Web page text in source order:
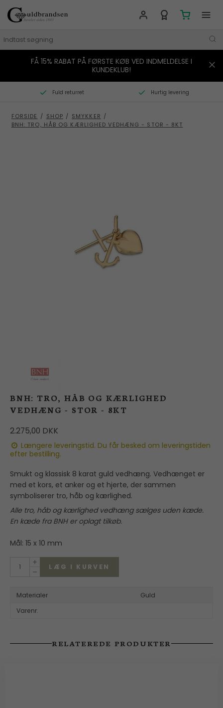
MÆRKER
SMYKKER
FÅ 15% RABAT PÅ FØRSTE KØB VED INDMELDELSE I
KUNDEKLUB!
Fuld returret Hurtig levering
FORSIDE / SHOP / SMYKKER /
BNH: TRO, HÅB OG KÆRLIGHED VEDHÆNG - STOR - 8KT
BNH: TRO, HÅB OG KÆRLIGHED
VEDHÆNG - STOR - 8KT
2.275,00 DKK
Længere leveringstid. Du får besked om leveringstiden
efter bestilling.
Smukt og klassisk 8 karat guld vedhæng. Vedhænget er
med et kors, et anker og et hjerte, der sammen
symboliserer tro, håb og kærlighed.
Alle tro, håb og kærlighed vedhæng sælges uden kæde.
En kæde fra BNH er oplagt tilkøb.
Mål: 15 x 10 mm
LÆG I KURVEN
Materialer
Guld
Varenr.
RELATEREDE PRODUKTER